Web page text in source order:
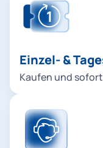
Einzel- &
Kaufen und